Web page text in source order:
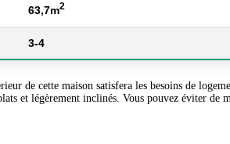
63,7m2
3-4
de cette maison satisfera les besoins de
et légèrement inclinés. Vous pouvez éviter de